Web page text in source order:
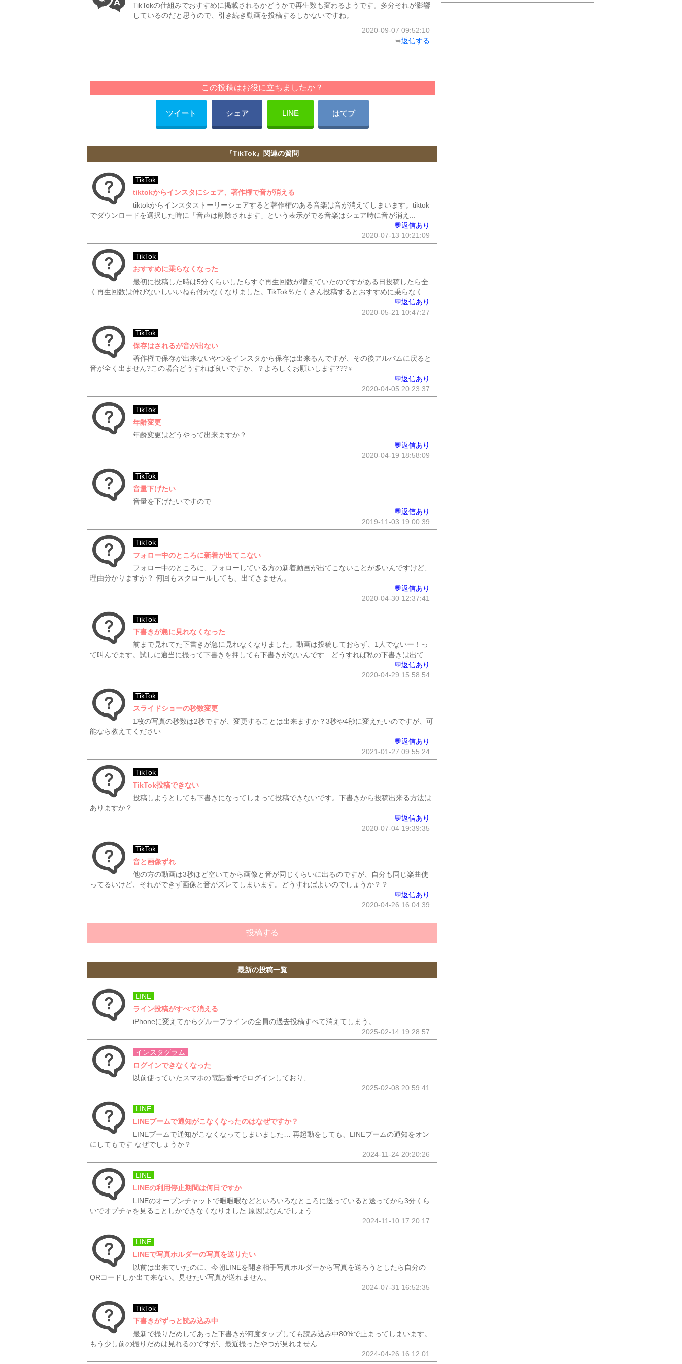
TikTokの仕組みでおすすめに掲載されるかどうかで再生数も変わるようです。多分それが影響
しているのだと思うので、引き続き動画を投稿するしかないですね。
2020-09-07 09:52:10
➥返信する
この投稿はお役に立ちましたか？
ツイート シェア LINE はてブ
『TikTok』関連の質問
TikTok
tiktokからインスタにシェア、著作権で音が消える
tiktokからインスタストーリーシェアすると著作権のある音楽は音が消えてしまいます。tiktok
でダウンロードを選択した時に「音声は削除されます」という表示がでる音楽はシェア時に音が消え...
💬返信あり
2020-07-13 10:21:09
TikTok
おすすめに乗らなくなった
最初に投稿した時は5分くらいしたらすぐ再生回数が増えていたのですがある日投稿したら全
く再生回数は伸びないしいいねも付かなくなりました。TikTok％たくさん投稿するとおすすめに乗らなく...
💬返信あり
2020-05-21 10:47:27
TikTok
保存はされるが音が出ない
著作権で保存が出来ないやつをインスタから保存は出来るんですが、その後アルバムに戻ると
音が全く出ません?この場合どうすれば良いですか、？よろしくお願いします???‍♀️
💬返信あり
2020-04-05 20:23:37
TikTok
年齢変更
年齢変更はどうやって出来ますか？
💬返信あり
2020-04-19 18:58:09
TikTok
音量下げたい
音量を下げたいですので
💬返信あり
2019-11-03 19:00:39
TikTok
フォロー中のところに新着が出てこない
フォロー中のところに、フォローしている方の新着動画が出てこないことが多いんですけど、
理由分かりますか？ 何回もスクロールしても、出てきません。
💬返信あり
2020-04-30 12:37:41
TikTok
下書きが急に見れなくなった
前まで見れてた下書きが急に見れなくなりました。動画は投稿しておらず、1人でないー！っ
て叫んでます。試しに適当に撮って下書きを押しても下書きがないんです…どうすれば私の下書きは出て...
💬返信あり
2020-04-29 15:58:54
TikTok
スライドショーの秒数変更
1枚の写真の秒数は2秒ですが、変更することは出来ますか？3秒や4秒に変えたいのですが、可
能なら教えてください
💬返信あり
2021-01-27 09:55:24
TikTok
TikTok投稿できない
投稿しようとしても下書きになってしまって投稿できないです。下書きから投稿出来る方法は
ありますか？
💬返信あり
2020-07-04 19:39:35
TikTok
音と画像ずれ
他の方の動画は3秒ほど空いてから画像と音が同じくらいに出るのですが、自分も同じ楽曲使
ってるいけど、それができず画像と音がズレてしまいます。どうすればよいのでしょうか？？
💬返信あり
2020-04-26 16:04:39
投稿する
最新の投稿一覧
LINE
ライン投稿がすべて消える
iPhoneに変えてからグループラインの全員の過去投稿すべて消えてしまう。
2025-02-14 19:28:57
インスタグラム
ログインできなくなった
以前使っていたスマホの電話番号でログインしており、
2025-02-08 20:59:41
LINE
LINEブームで通知がこなくなったのはなぜですか？
LINEブームで通知がこなくなってしまいました… 再起動をしても、LINEブームの通知をオン
にしてもです なぜでしょうか？
2024-11-24 20:20:26
LINE
LINEの利用停止期間は何日ですか
LINEのオープンチャットで暇暇暇などといろいろなところに送っていると送ってから3分くら
いでオプチャを見ることしかできなくなりました 原因はなんでしょう
2024-11-10 17:20:17
LINE
LINEで写真ホルダーの写真を送りたい
以前は出来ていたのに、今朝LINEを開き相手写真ホルダーから写真を送ろうとしたら自分の
QRコードしか出て来ない。見せたい写真が送れません。
2024-07-31 16:52:35
TikTok
下書きがずっと読み込み中
最新で撮りだめしてあった下書きが何度タップしても読み込み中80%で止まってしまいます。
もう少し前の撮りだめは見れるのですが、最近撮ったやつが見れません
2024-04-26 16:12:01